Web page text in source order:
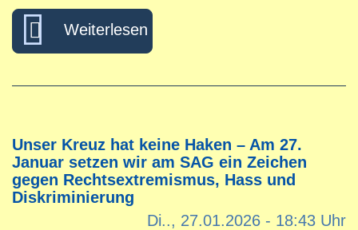
Weiterlesen
Unser Kreuz hat keine Haken – Am 27.
Januar setzen wir am SAG ein Zeichen
gegen Rechtsextremismus, Hass und
Diskriminierung
Di.., 27.01.2026 - 18:43 Uhr